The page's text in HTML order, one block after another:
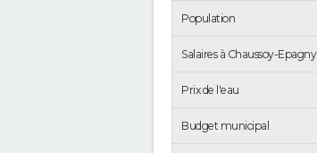
Population
Salaires à Chaussoy-Epagny
Prix de l'eau
Budget municipal